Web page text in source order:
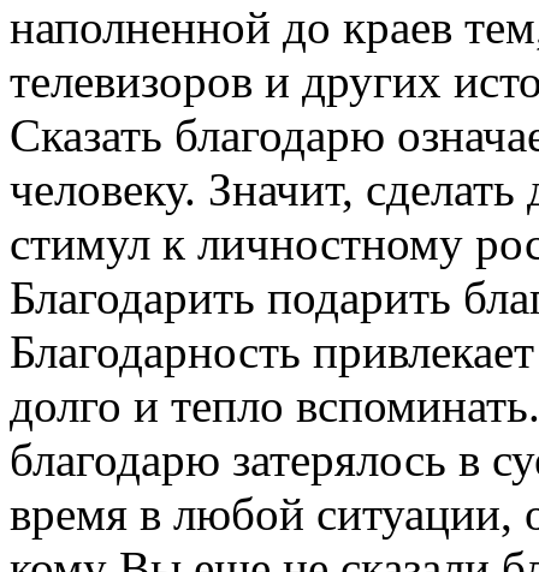
наполненной до краев
телевизоров и других
Сказать благодарю
человеку. Значит,
стимул к личностному
Благодарить подарить
Благодарность
долго и тепло
благодарю затерялось в
время в любой ситуации,